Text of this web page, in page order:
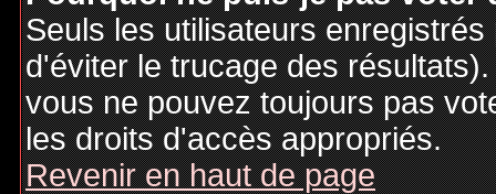
Seuls les utilisateurs
d'éviter le trucage des
vous ne pouvez toujours pas
les droits d'accès appropriés.
Revenir en haut de page